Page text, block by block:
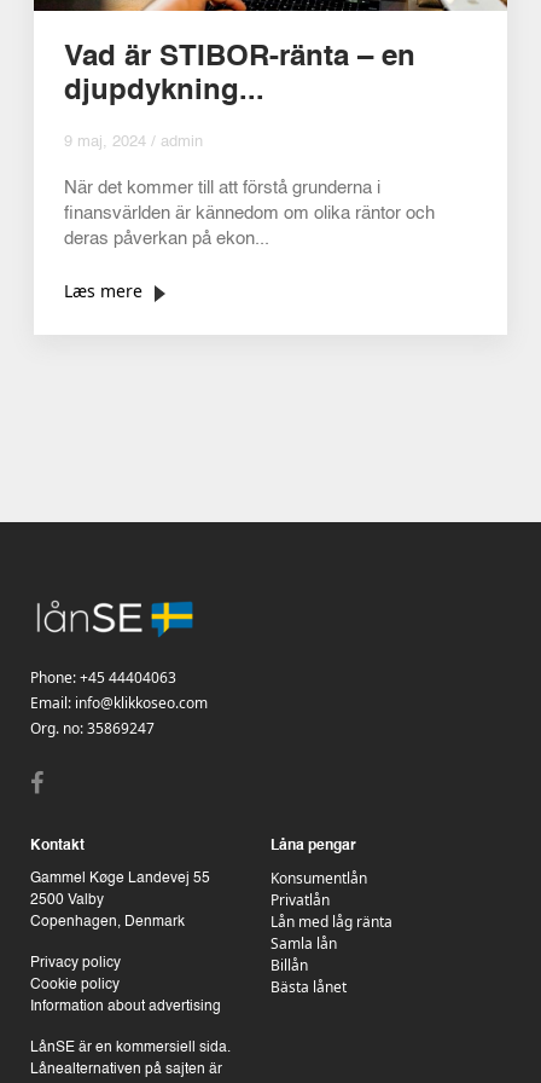
Vad är STIBOR-ränta – en
djupdykning...
9 maj, 2024 / admin
När det kommer till att förstå grunderna i
finansvärlden är kännedom om olika räntor och
deras påverkan på ekon...
Læs mere
Phone:+45 44404063
Email: info@klikkoseo.com
Org. no: 35869247
Kontakt
Gammel Køge Landevej 55
2500 Valby
Copenhagen, Denmark
Privacy policy
Cookie policy
Information about advertising
LånSE är en kommersiell sida.
Lånealternativen på sajten är
Låna pengar
Konsumentlån
Privatlån
Lån med låg ränta
Samla lån
Billån
Bästa lånet